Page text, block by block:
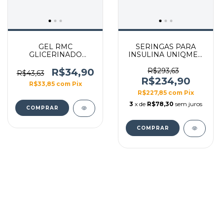
GEL RMC
GLICERINADO
Bag
R$43,63 R$34,90
R$33,85 com Pix
SERINGAS PARA
INSULINA UNIQMED
32G BLISTER CX C/
100UN
R$293,63
R$234,90
R$227,85 com Pix
3 x de R$78,30 sem juros